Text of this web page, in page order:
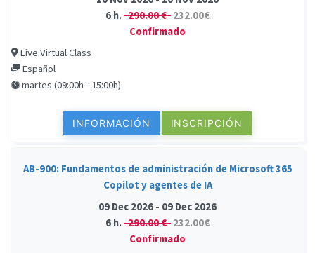
6 h.290.00 € 232.00€
Confirmado
Live Virtual Class
Español
martes (09:00h - 15:00h)
INFORMACIÓN INSCRIPCIÓN
AB-900: Fundamentos de administración de Microsoft 365
Copilot y agentes de IA
09 Dec 2026 - 09 Dec 2026
6 h.290.00 € 232.00€
Confirmado